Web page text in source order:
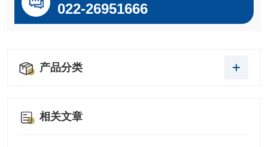
022-26951666
产品分类
相关文章